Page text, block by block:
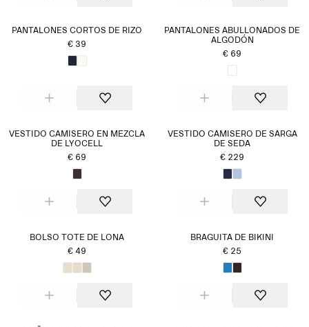
PANTALONES CORTOS DE RIZO
€ 39
PANTALONES ABULLONADOS DE
ALGODÓN
€ 69
VESTIDO CAMISERO EN MEZCLA
DE LYOCELL
€ 69
VESTIDO CAMISERO DE SARGA
DE SEDA
€ 229
BOLSO TOTE DE LONA
€ 49
BRAGUITA DE BIKINI
€ 25